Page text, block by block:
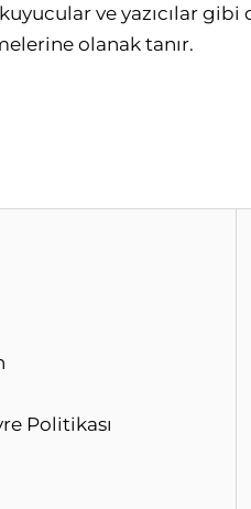
ve yazıcılar gibi
olanak tanır.
Politikası